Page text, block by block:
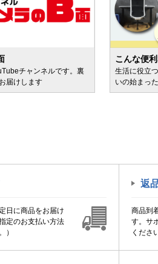
チャンネルです。裏
届けします
こんな便
生活に役立
いの始まっ
日に商品をお届け
定のお支払い方法
）
返
商品到
す。サ
くださ